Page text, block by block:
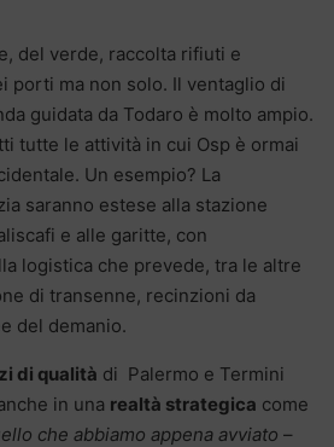
del verde, raccolta rifiuti e
porti ma non solo. Il ventaglio di
guidata da Todaro è molto ampio.
tutte le attività in cui Osp è ormai
Un esempio? La
saranno estese alla stazione
e alle garitte, con
logistica che prevede, tra le altre
di transenne, recinzioni da
del demanio.
di qualità di Palermo e Termini
in una realtà strategica come
che abbiamo appena avviato –